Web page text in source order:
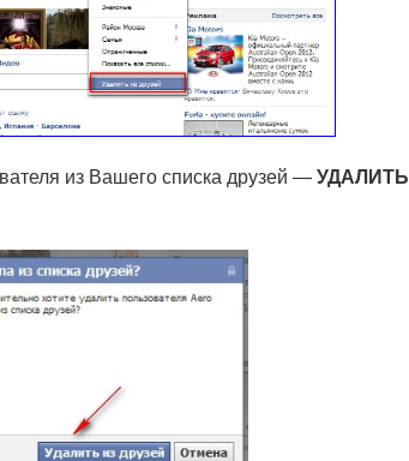
из Вашего списка друзей — УДАЛИТЬ